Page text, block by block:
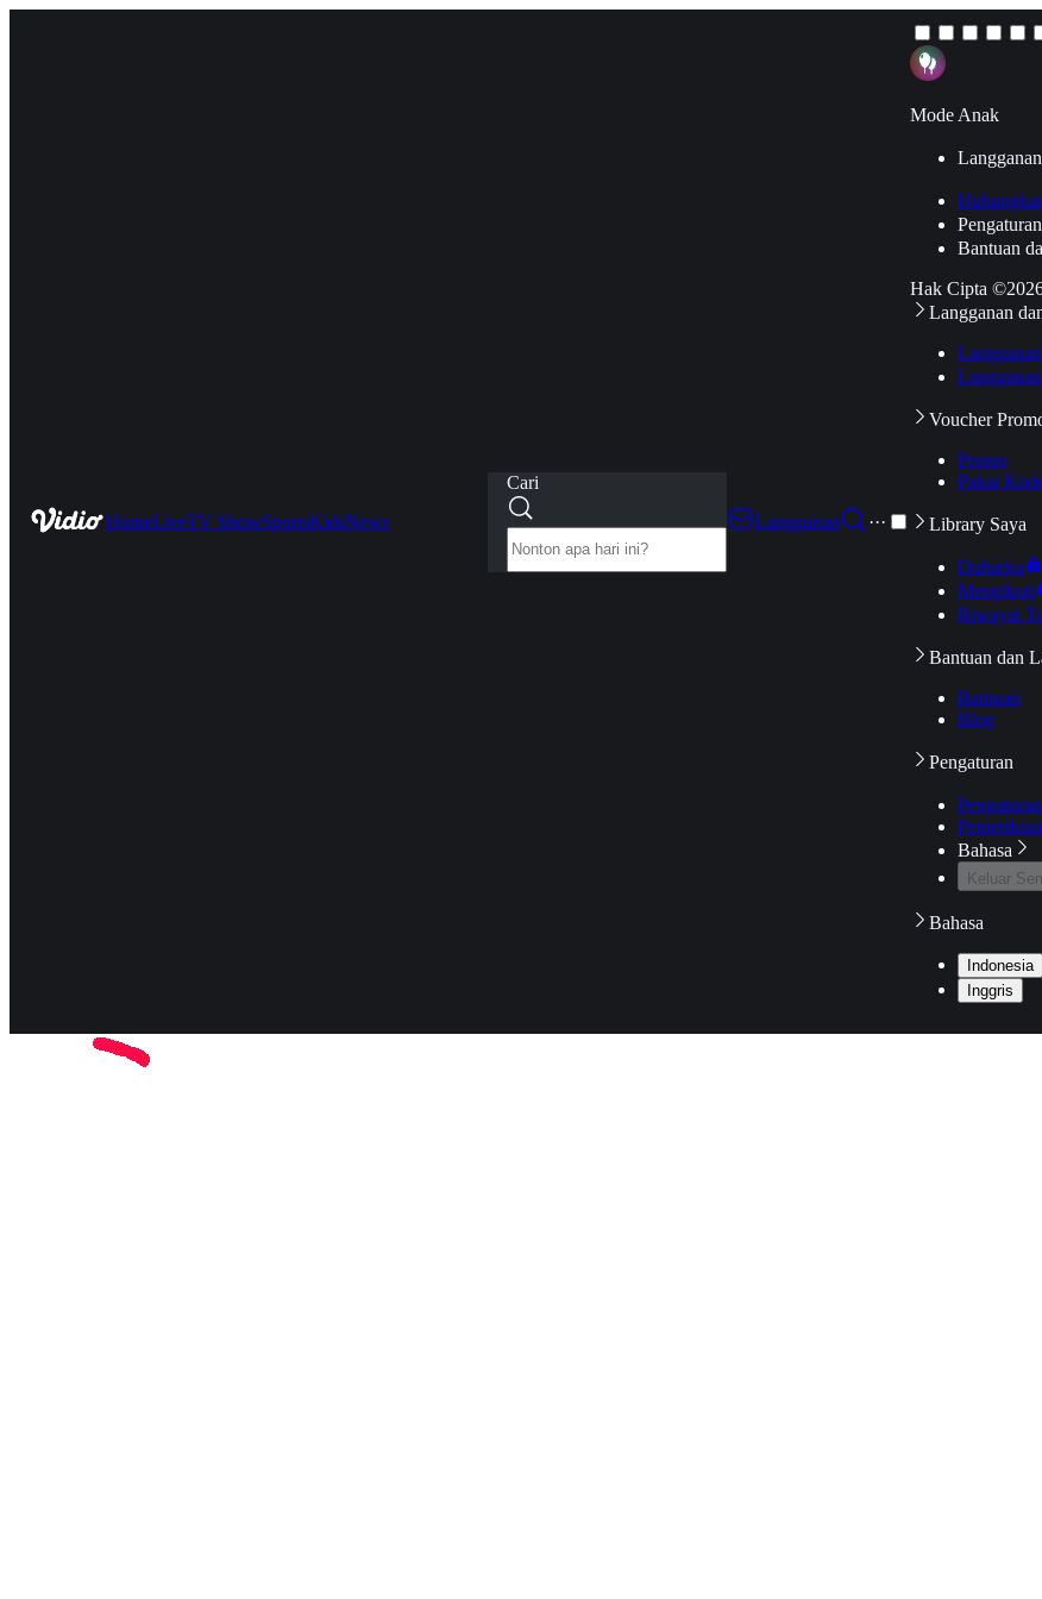
HomeLiveTV ShowSportsKidsNews
Cari
Langganan
···
Mode Anak
Pengaturan
Bantuan
Hak Cipta
Langganan
Voucher
Promo
Pakai
Library Saya
Daftarku
Mengikuti
Riwayat
Bantuan dan
Bantuan
Blog
Pengaturan
Bahasa
Keluar
Bahasa
Indonesia
Inggris